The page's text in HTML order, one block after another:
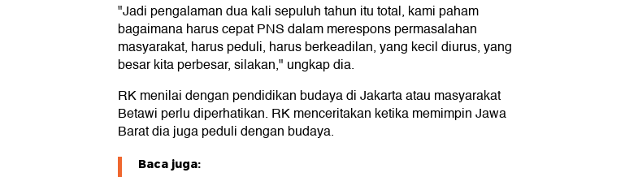
"Jadi pengalaman dua kali sepuluh tahun itu total, kami paham
bagaimana harus cepat PNS dalam merespons permasalahan
masyarakat, harus peduli, harus berkeadilan, yang kecil diurus, yang
besar kita perbesar, silakan," ungkap dia.
RK menilai dengan pendidikan budaya di Jakarta atau masyarakat
Betawi perlu diperhatikan. RK menceritakan ketika memimpin Jawa
Barat dia juga peduli dengan budaya.
Baca juga: